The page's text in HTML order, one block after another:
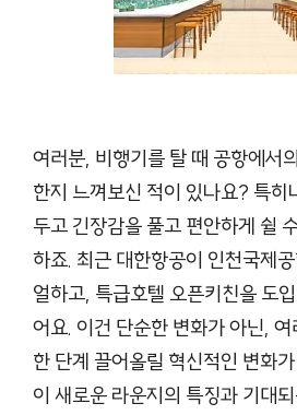
여러분, 비행기를 탈 때 공항에서
한지 느껴보신 적이 있나요? 특히
두고 긴장감을 풀고 편안하게 쉴
하죠. 최근 대한항공이 인천국제
얼하고, 특급호텔 오픈키친을 도
어요. 이건 단순한 변화가 아닌,
한 단계 끌어올릴 혁신적인 변화
이 새로운 라운지의 특징과 기대